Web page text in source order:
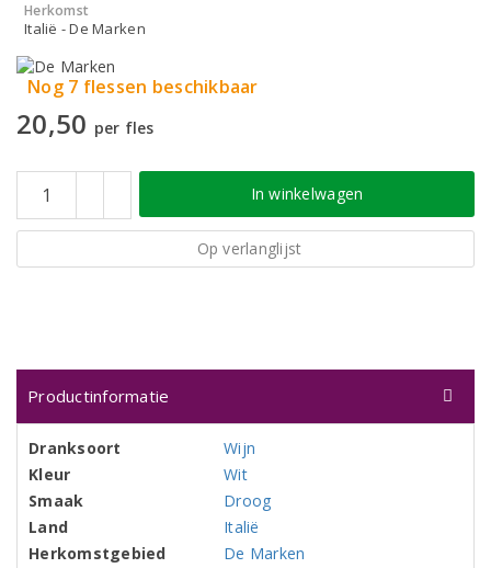
Herkomst
Italië - De Marken
Nog 7 flessen beschikbaar
20,50 per fles
In winkelwagen
Op verlanglijst
Productinformatie
Dranksoort
Wijn
Kleur
Wit
Smaak
Droog
Land
Italië
Herkomstgebied
De Marken